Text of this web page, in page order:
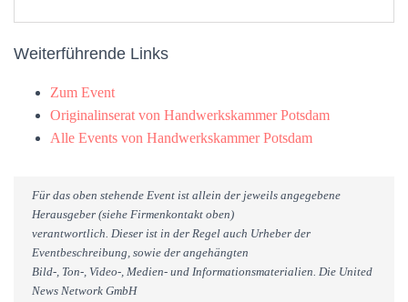
Weiterführende Links
Zum Event
Originalinserat von Handwerkskammer Potsdam
Alle Events von Handwerkskammer Potsdam
Für das oben stehende Event ist allein der jeweils angegebene
Herausgeber (siehe Firmenkontakt oben)
verantwortlich. Dieser ist in der Regel auch Urheber der
Eventbeschreibung, sowie der angehängten
Bild-, Ton-, Video-, Medien- und Informationsmaterialien. Die United
News Network GmbH